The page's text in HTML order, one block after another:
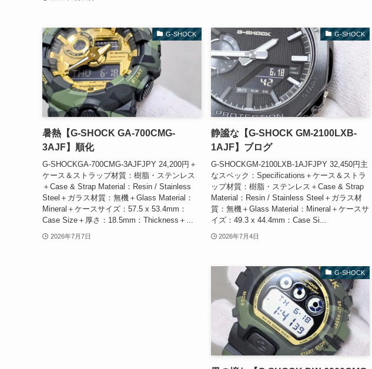
G-SHOCK
暑熱【G-SHOCK GA-700CMG-
3AJF】順化
G-SHOCKGA-700CMG-3AJFJPY 24,200円＋
ケース＆ストラップ材質：樹脂・ステンレス
＋Case & Strap Material：Resin / Stainless
Steel＋ガラス材質：無機＋Glass Material：
Mineral＋ケースサイズ：57.5 x 53.4mm：
Case Size＋厚さ：18.5mm：Thickness＋...
2026年7月7日
G-SHOCK
静謐な【G-SHOCK GM-2100LXB-
1AJF】ブログ
G-SHOCKGM-2100LXB-1AJFJPY 32,450円主
なスペック：Specifications＋ケース＆ストラ
ップ材質：樹脂・ステンレス＋Case & Strap
Material：Resin / Stainless Steel＋ガラス材
質：無機＋Glass Material：Mineral＋ケースサ
イズ：49.3 x 44.4mm：Case Si...
2026年7月4日
G-SHOCK